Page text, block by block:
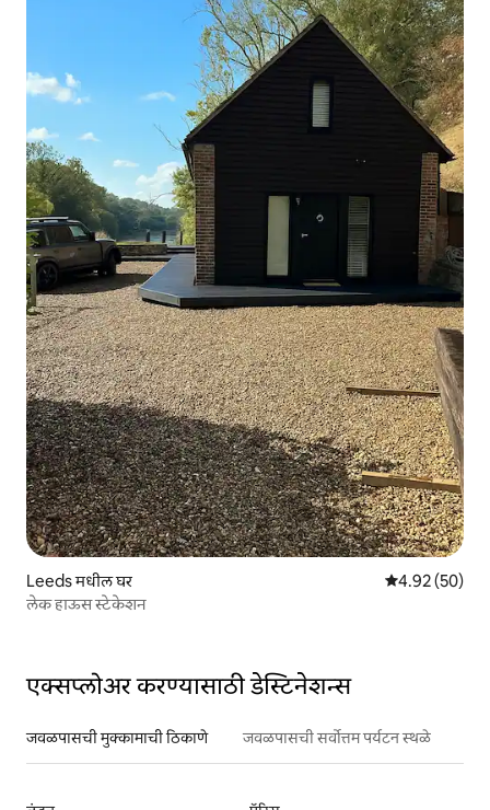
Leeds मधील घर 5 पैकी 4.92
4.92 (50)
लेक हाऊस स्टेकेशन
एक्सप्लोअर करण्यासाठी डेस्टिनेशन्स
जवळपासची मुक्कामाची ठिकाणे जवळपासची सर्वोत्तम पर्यटन स्थळे